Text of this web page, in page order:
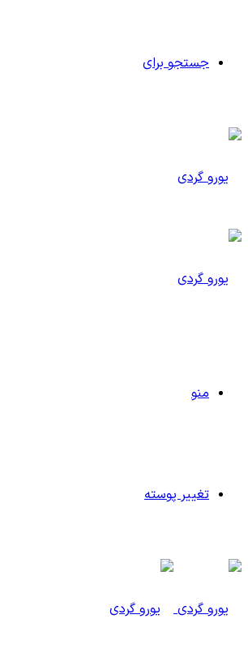
جستجو برای
منو
تغییر پوسته